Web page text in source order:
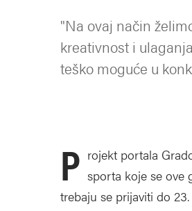
"Na ovaj način
kreativnost i
teško moguće u
P rojekt portala
sporta koje se ove
trebaju se prijaviti do